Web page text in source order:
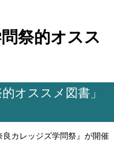
祭的オスス
オススメ図書」
カレッジズ学問祭』が開催